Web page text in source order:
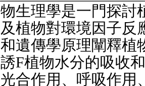
物生理學是一門探討
及植物對環境因子反
和遺傳學原理闡釋植
誘F植物水分的吸收
光合作用、呼吸作用